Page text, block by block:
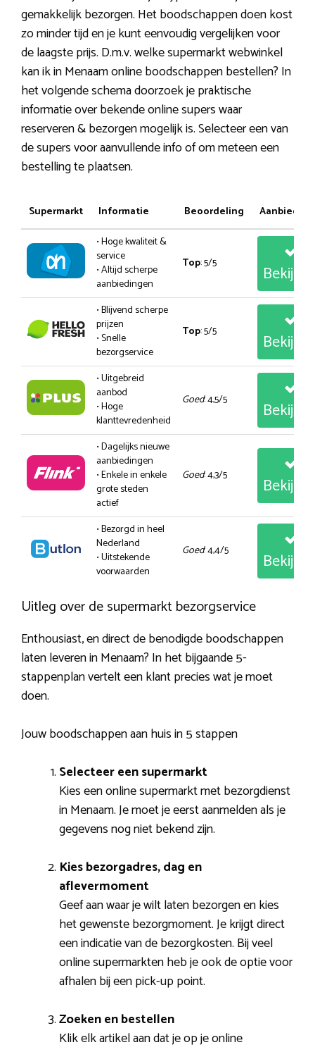
gemakkelijk bezorgen. Het boodschappen doen kost
zo minder tijd en je kunt eenvoudig vergelijken voor
de laagste prijs. D.m.v. welke supermarkt webwinkel
kan ik in Menaam online boodschappen bestellen? In
het volgende schema doorzoek je praktische
informatie over bekende online supers waar
reserveren & bezorgen mogelijk is. Selecteer een van
de supers voor aanvullende info of om meteen een
bestelling te plaatsen.
Supermarkt Informatie Beoordeling
• Hoge kwaliteit &
service
• Altijd scherpe
aanbiedingen
Top: 5/5
• Blijvend scherpe
prijzen
• Snelle
bezorgservice
Top: 5/5
• Uitgebreid
aanbod
• Hoge
klanttevredenheid
Goed: 4,5/5
• Dagelijks nieuwe
aanbiedingen
• Enkele in enkele
grote steden
actief
Goed: 4,3/5
• Bezorgd in heel
Nederland
• Uitstekende
voorwaarden
Goed: 4,4/5
Uitleg over de supermarkt bezorgservice
Enthousiast, en direct de benodigde boodschappen
laten leveren in Menaam? In het bijgaande 5-
stappenplan vertelt een klant precies wat je moet
doen.
Jouw boodschappen aan huis in 5 stappen
Selecteer een supermarkt
Kies een online supermarkt met bezorgdienst
in Menaam. Je moet je eerst aanmelden als je
gegevens nog niet bekend zijn.
Kies bezorgadres, dag en
aflevermoment
Geef aan waar je wilt laten bezorgen en kies
het gewenste bezorgmoment. Je krijgt direct
een indicatie van de bezorgkosten. Bij veel
online supermarkten heb je ook de optie voor
afhalen bij een pick-up point.
Zoeken en bestellen
Klik elk artikel aan dat je op je online